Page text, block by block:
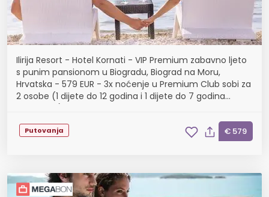
Ilirija Resort - Hotel Kornati - VIP Premium zabavno ljeto
s punim pansionom u Biogradu, Biograd na Moru,
Hrvatska - 579 EUR - 3x noćenje u Premium Club sobi za
2 osobe (1 dijete do 12 godina i 1 dijete do 7 godina
Putovanja € 579